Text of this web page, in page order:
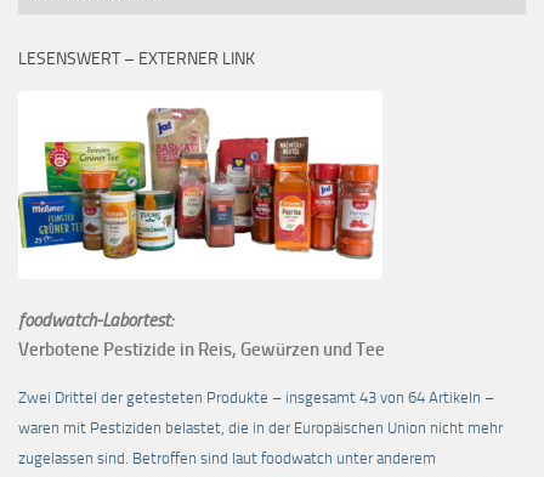
LESENSWERT – EXTERNER LINK
foodwatch-Labortest:
Verbotene Pestizide in Reis, Gewürzen und Tee
Zwei Drittel der getesteten Produkte – insgesamt 43 von 64 Artikeln –
waren mit Pestiziden belastet, die in der Europäischen Union nicht mehr
zugelassen sind. Betroffen sind laut foodwatch unter anderem